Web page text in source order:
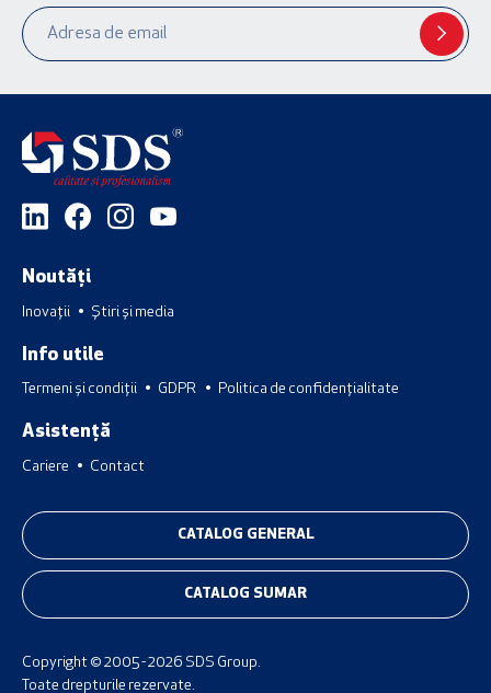
Noutăți
Inovații Știri și media
Info utile
Termeni și condiții GDPR Politica de confidențialitate
Asistență
Cariere Contact
CATALOG GENERAL
CATALOG SUMAR
Copyright © 2005 - 2026 SDS Group.
Toate drepturile rezervate.